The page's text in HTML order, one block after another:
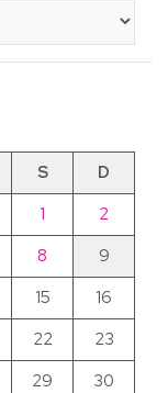
S
D
1
2
8
9
15
16
22
23
29
30